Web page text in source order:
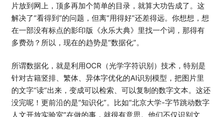
片放到网上，顶多再加个简单的目录，就算大功告成了。这
解决了“看得到”的问题，但离“用得好”还差得远。你想想，想
在一部没有标点的影印版《永乐大典》里找一个词，那得有
多费劲？所以，现在的趋势是“数据化”。
所谓数据化，就是利用OCR（光学字符识别）技术，特别是
针对古籍竖排、繁体、异体字优化的AI识别模型，把图片里
的文字“读”出来，变成可以检索、可以复制的数字文本。这还
没完呢！更前沿的是“知识化”。比如“北京大学-字节跳动数字
人文开放实验室”在做的事，就很有意思。他们不仅识别文